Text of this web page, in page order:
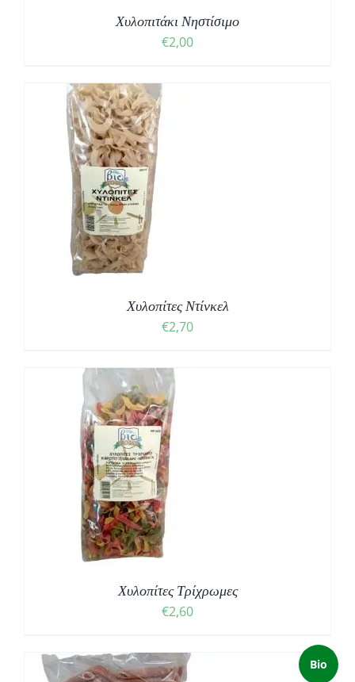
Χυλοπιτάκι Νηστίσιμο
€2,00
Χυλοπίτες Ντίνκελ
€2,70
Χυλοπίτες Τρίχρωμες
€2,60
Bio